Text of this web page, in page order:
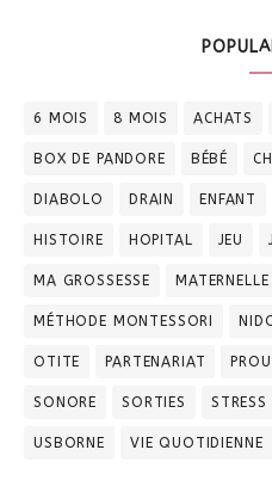
6 MOIS 8 MOIS ACHATS
BOX DE PANDORE BÉBÉ
DIABOLO DRAIN ENFANT
HISTOIRE HOPITAL JEU
MA GROSSESSE MATERNELLE
MÉTHODE MONTESSORI
OTITE PARTENARIAT
SONORE SORTIES STRESS
USBORNE VIE QUOTIDIENNE